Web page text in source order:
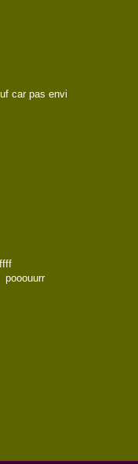
car pas envi
pooouurr